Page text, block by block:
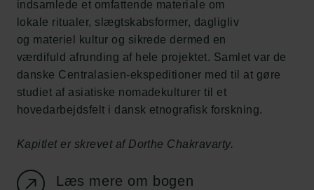
indsamlede et omfattende materiale om
lokale ritualer, slægtskabsformer, dagligliv
og materiel kultur og sikrede dermed en
værdifuld afrunding af hele projektet. Samlet var de
danske Centralasien-ekspeditioner med til at gøre
studiet af asiatiske nomadekulturer til et
hovedarbejdsfelt i dansk etnografisk forskning.
Kapitlet er skrevet af Dorthe Chakravarty.
Læs mere om bogen
Links
Pressekontakt
Job hos os
Nyhedsbrev
Databeskyttelsespolitik
Politik for dataetik
Whistleblowerordning
Carlsbergfamilien